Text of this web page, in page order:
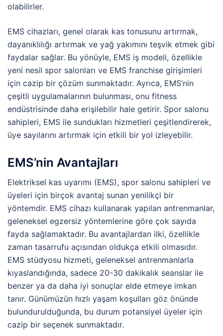
olabilirler.
EMS cihazları, genel olarak kas tonusunu artırmak,
dayanıklılığı artırmak ve yağ yakımını teşvik etmek gibi
faydalar sağlar. Bu yönüyle, EMS iş modeli, özellikle
yeni nesil spor salonları ve EMS franchise girişimleri
için cazip bir çözüm sunmaktadır. Ayrıca, EMS’nin
çeşitli uygulamalarının bulunması, onu fitness
endüstrisinde daha erişilebilir hale getirir. Spor salonu
sahipleri, EMS ile sundukları hizmetleri çeşitlendirerek,
üye sayılarını artırmak için etkili bir yol izleyebilir.
EMS’nin Avantajları
Elektriksel kas uyarımı (EMS), spor salonu sahipleri ve
üyeleri için birçok avantaj sunan yenilikçi bir
yöntemdir. EMS cihazı kullanarak yapılan antrenmanlar,
geleneksel egzersiz yöntemlerine göre çok sayıda
fayda sağlamaktadır. Bu avantajlardan ilki, özellikle
zaman tasarrufu açısından oldukça etkili olmasıdır.
EMS stüdyosu hizmeti, geleneksel antrenmanlarla
kıyaslandığında, sadece 20-30 dakikalık seanslar ile
benzer ya da daha iyi sonuçlar elde etmeye imkan
tanır. Günümüzün hızlı yaşam koşulları göz önünde
bulundurulduğunda, bu durum potansiyel üyeler için
cazip bir seçenek sunmaktadır.